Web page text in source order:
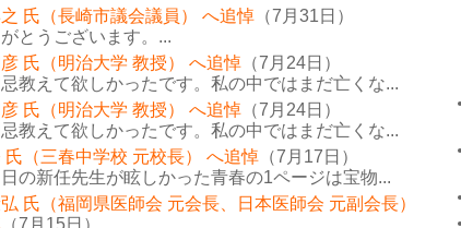
氏（長崎市議会議員） へ追悼 （7月31日）
がとうございます。...
彦 氏（明治大学 教授） へ追悼 （7月24日）
忌教えて欲しかったです。私の中ではまだ亡くな...
彦 氏（明治大学 教授） へ追悼 （7月24日）
忌教えて欲しかったです。私の中ではまだ亡くな...
氏（三春中学校 元校長） へ追悼 （7月17日）
日の新任先生が眩しかった青春の1ページは宝物...
氏（福岡県医師会 元会長、日本医師会 元副会長）
（7月15日）